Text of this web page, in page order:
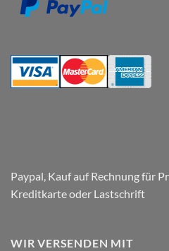
von
Paneelen
Respect
Company
Paypal, Kauf auf Rechnung für
Kreditkarte oder Lastschrift
WIR VERSENDEN MIT